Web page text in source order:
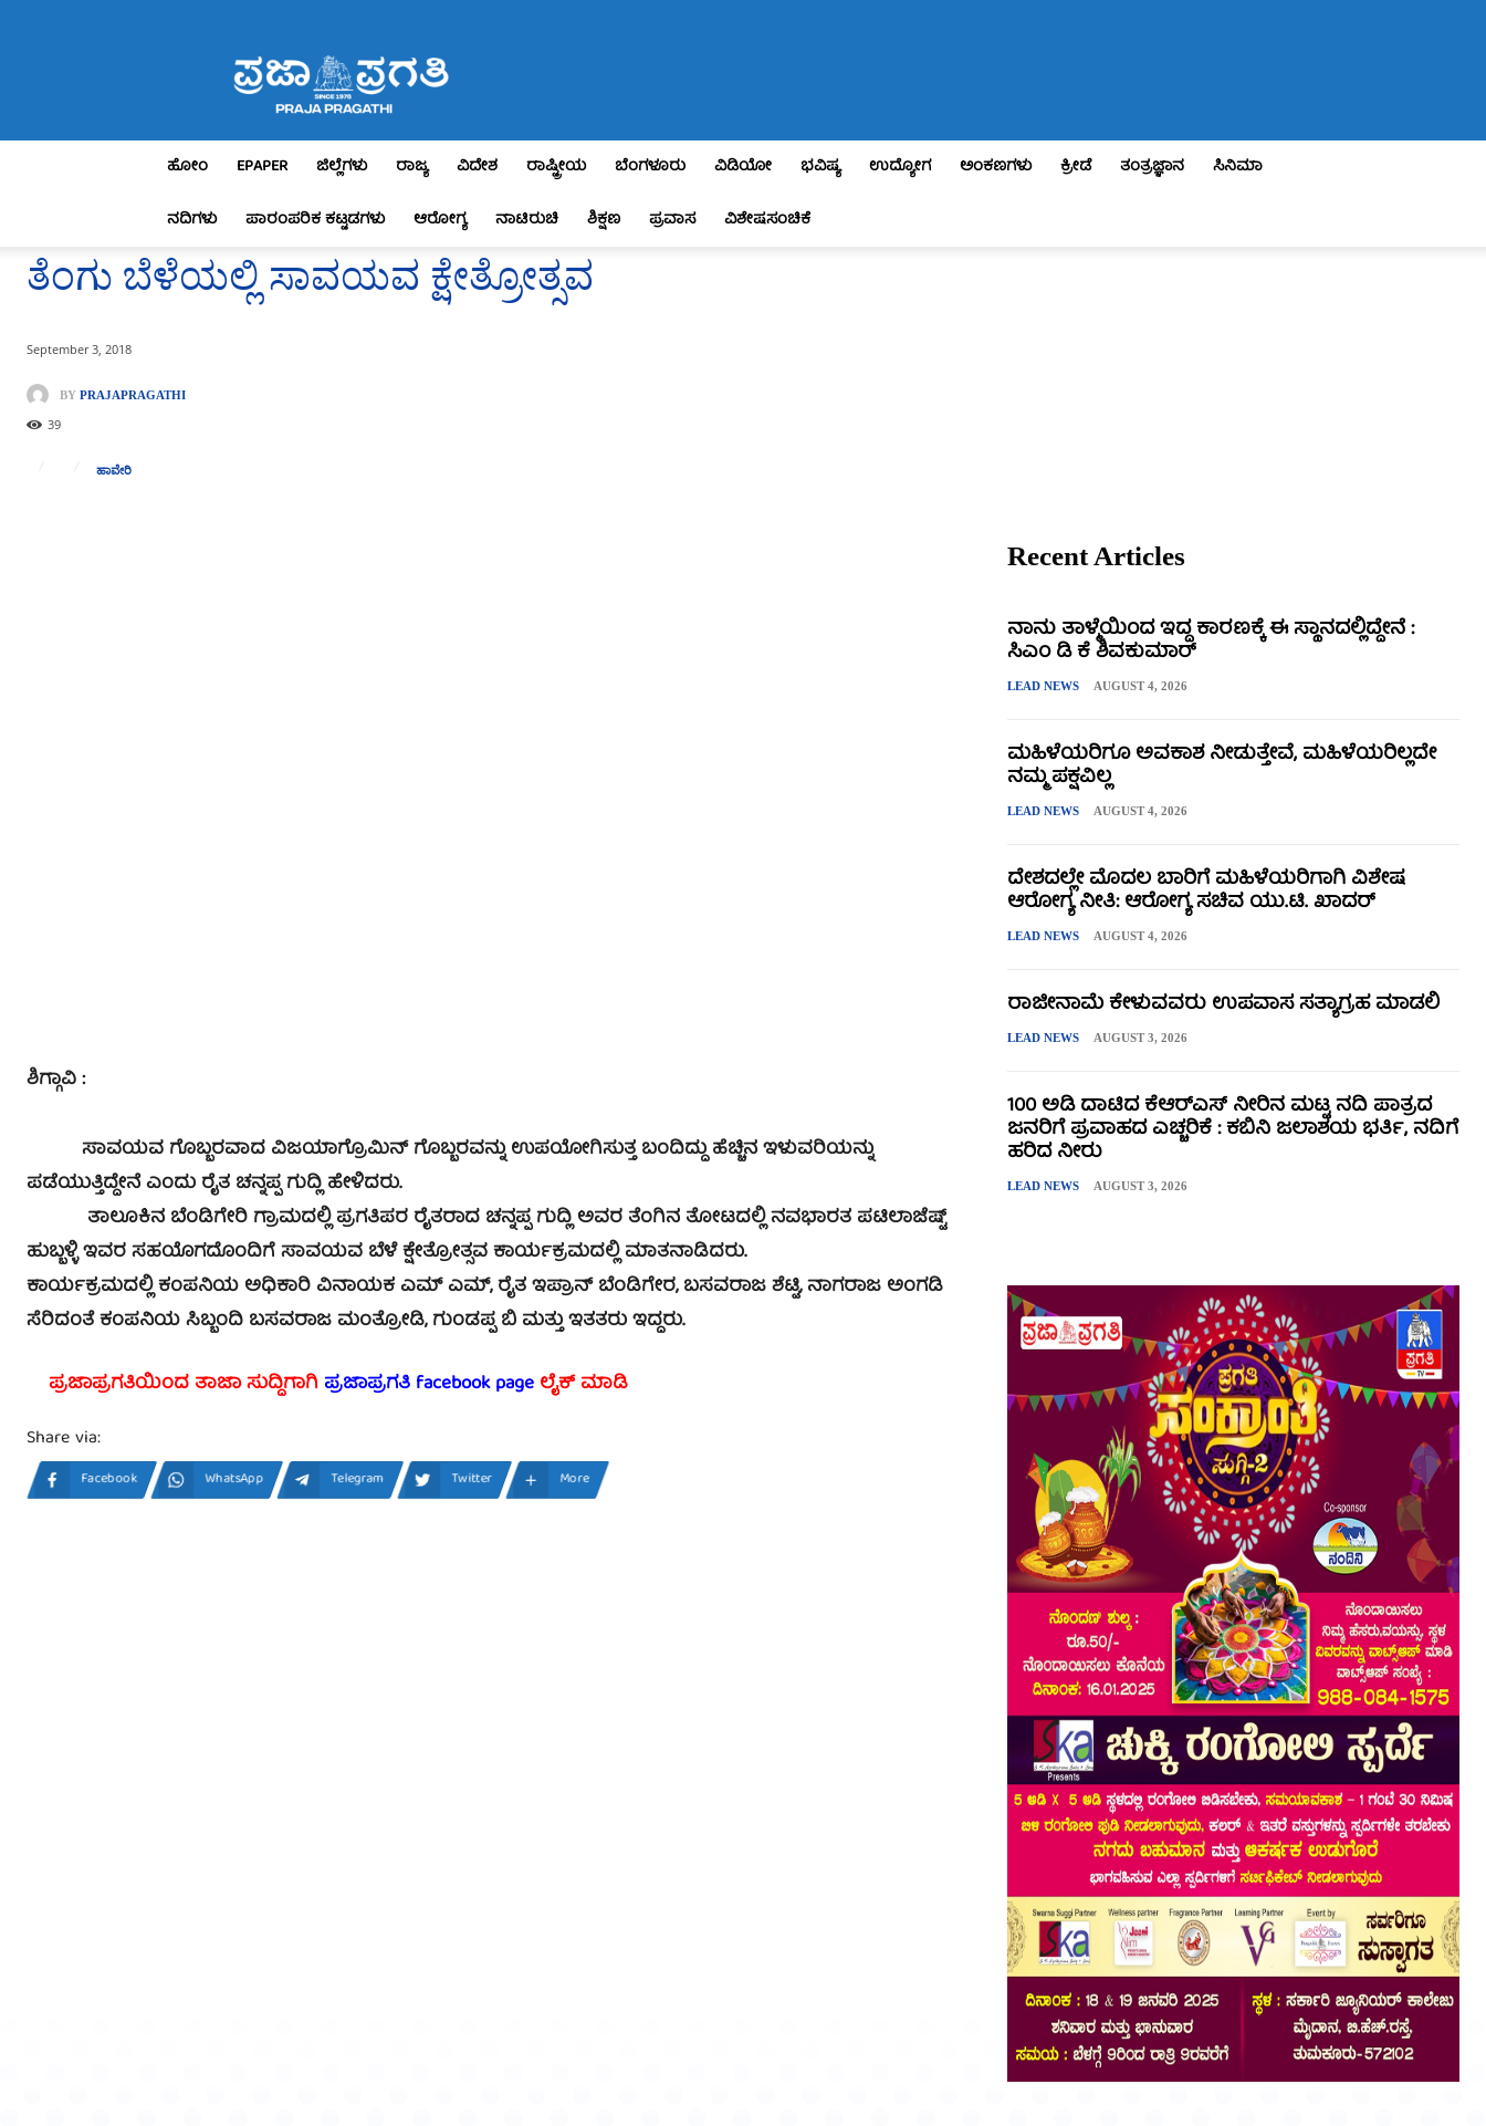
Pragathi
ಹೋಂ EPAPER ಜಿಲ್ಲೆಗಳು ರಾಜ್ಯ ವಿದೇಶ ರಾಷ್ಟ್ರೀಯ ಬೆಂಗಳೂರು ವಿಡಿಯೋ ಭವಿಷ್ಯ ಉದ್ಯೋಗ ಅಂಕಣಗಳು ಕ್ರೀಡೆ ತಂತ್ರಜ್ಞಾನ
ಸಿನಿಮಾ
ನದಿಗಳು
ಪಾರಂಪರಿಕ ಕಟ್ಟಡಗಳು ಆರೋಗ್ಯ ನಾಟಿರುಚಿ ಶಿಕ್ಷಣ ಪ್ರವಾಸ ವಿಶೇಷಸಂಚಿಕೆ
ತೆಂಗು ಬೆಳೆಯಲ್ಲಿ ಸಾವಯವ ಕ್ಷೇತ್ರೋತ್ಸವ
September 3, 2018
BY PRAJAPRAGATHI
39
ಹಾವೇರಿ
ಶಿಗ್ಗಾವಿ :
ಸಾವಯವ ಗೊಬ್ಬರವಾದ ವಿಜಯಾಗ್ರೊಮಿನ್ ಗೊಬ್ಬರವನ್ನು ಉಪಯೋಗಿಸುತ್ತ ಬಂದಿದ್ದು ಹೆಚ್ಚಿನ ಇಳುವರಿಯನ್ನು
ಪಡೆಯುತ್ತಿದ್ದೇನೆ ಎಂದು ರೈತ ಚನ್ನಪ್ಪ ಗುದ್ಲಿ ಹೇಳಿದರು.
ತಾಲೂಕಿನ ಬೆಂಡಿಗೇರಿ ಗ್ರಾಮದಲ್ಲಿ ಪ್ರಗತಿಪರ ರೈತರಾದ ಚನ್ನಪ್ಪ ಗುದ್ಲಿ ಅವರ ತೆಂಗಿನ ತೋಟದಲ್ಲಿ ನವಭಾರತ ಪಟಿಲಾಜೆಷ್ಟ್
ಹುಬ್ಬಳ್ಳಿ ಇವರ ಸಹಯೊಗದೊಂದಿಗೆ ಸಾವಯವ ಬೆಳೆ ಕ್ಷೇತ್ರೋತ್ಸವ ಕಾರ್ಯಕ್ರಮದಲ್ಲಿ ಮಾತನಾಡಿದರು.
ಕಾರ್ಯಕ್ರಮದಲ್ಲಿ ಕಂಪನಿಯ ಅಧಿಕಾರಿ ವಿನಾಯಕ ಎಮ್ ಎಮ್, ರೈತ ಇಪ್ರಾನ್ ಬೆಂಡಿಗೇರ, ಬಸವರಾಜ ಶೆಟ್ಟಿ, ನಾಗರಾಜ ಅಂಗಡಿ
ಸೆರಿದಂತೆ ಕಂಪನಿಯ ಸಿಬ್ಬಂದಿ ಬಸವರಾಜ ಮಂತ್ರೋಡಿ, ಗುಂಡಪ್ಪ ಬಿ ಮತ್ತು ಇತತರು ಇದ್ದರು.
ಪ್ರಜಾಪ್ರಗತಿಯಿಂದ ತಾಜಾ ಸುದ್ದಿಗಾಗಿ ಪ್ರಜಾಪ್ರಗತಿ facebook page ಲೈಕ್ ಮಾಡಿ
Share via:
Facebook WhatsApp Telegram Twitter More
Recent Articles
ನಾನು ತಾಳ್ಮೆಯಿಂದ ಇದ್ದ ಕಾರಣಕ್ಕೆ ಈ ಸ್ಥಾನದಲ್ಲಿದ್ದೇನೆ :
ಸಿಎಂ ಡಿ ಕೆ ಶಿವಕುಮಾರ್
LEAD NEWS AUGUST 4, 2026
ಮಹಿಳೆಯರಿಗೂ ಅವಕಾಶ ನೀಡುತ್ತೇವೆ, ಮಹಿಳೆಯರಿಲ್ಲದೇ
ನಮ್ಮ ಪಕ್ಷವಿಲ್ಲ
LEAD NEWS AUGUST 4, 2026
ದೇಶದಲ್ಲೇ ಮೊದಲ ಬಾರಿಗೆ ಮಹಿಳೆಯರಿಗಾಗಿ ವಿಶೇಷ
ಆರೋಗ್ಯ ನೀತಿ: ಆರೋಗ್ಯ ಸಚಿವ ಯು.ಟಿ. ಖಾದರ್
LEAD NEWS AUGUST 4, 2026
ರಾಜೀನಾಮೆ ಕೇಳುವವರು ಉಪವಾಸ ಸತ್ಯಾಗ್ರಹ ಮಾಡಲಿ
LEAD NEWS AUGUST 3, 2026
100 ಅಡಿ ದಾಟಿದ ಕೆಆರ್‌ಎಸ್ ನೀರಿನ ಮಟ್ಟ ನದಿ ಪಾತ್ರದ
ಜನರಿಗೆ ಪ್ರವಾಹದ ಎಚ್ಚರಿಕೆ : ಕಬಿನಿ ಜಲಾಶಯ ಭರ್ತಿ, ನದಿಗೆ
ಹರಿದ ನೀರು
LEAD NEWS AUGUST 3, 2026